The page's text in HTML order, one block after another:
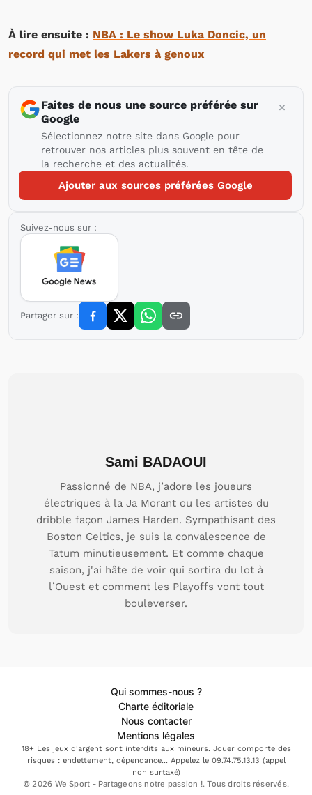
À lire ensuite : NBA : Le show Luka Doncic, un
record qui met les Lakers à genoux
Faites de nous une source préférée sur
Google
Sélectionnez notre site dans Google pour
retrouver nos articles plus souvent en tête de
la recherche et des actualités.
Ajouter aux sources préférées Google
Suivez-nous sur :
Partager sur :
Sami BADAOUI
Passionné de NBA, j’adore les joueurs
électriques à la Ja Morant ou les artistes du
dribble façon James Harden. Sympathisant des
Boston Celtics, je suis la convalescence de
Tatum minutieusement. Et comme chaque
saison, j'ai hâte de voir qui sortira du lot à
l’Ouest et comment les Playoffs vont tout
bouleverser.
Qui sommes-nous ?
Charte éditoriale
Nous contacter
Mentions légales
18+ Les jeux d'argent sont interdits aux mineurs. Jouer comporte des
risques : endettement, dépendance... Appelez le 09.74.75.13.13 (appel
non surtaxé)
© 2026 We Sport - Partageons notre passion !. Tous droits réservés.